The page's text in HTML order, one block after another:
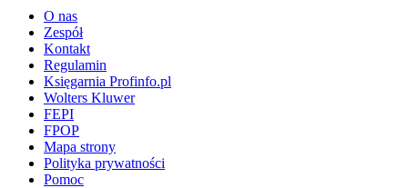
O nas
Zespół
Kontakt
Regulamin
Księgarnia Profinfo.pl
Wolters Kluwer
FEPI
FPOP
Mapa strony
Polityka prywatności
Pomoc